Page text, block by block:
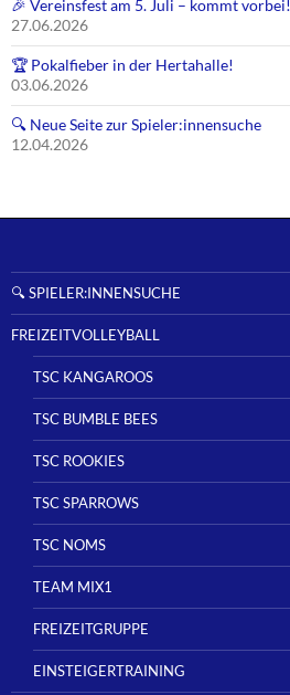
🎉 Vereinsfest am 5. Juli – kommt vorbei!
27.06.2026
🏆 Pokalfieber in der Hertahalle!
03.06.2026
🔍 Neue Seite zur Spieler:innensuche
12.04.2026
🔍 SPIELER:INNENSUCHE
FREIZEITVOLLEYBALL
TSC KANGAROOS
TSC BUMBLE BEES
TSC ROOKIES
TSC SPARROWS
TSC NOMS
TEAM MIX1
FREIZEITGRUPPE
EINSTEIGERTRAINING